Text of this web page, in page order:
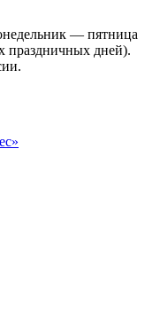
— пятница
праздничных дней).